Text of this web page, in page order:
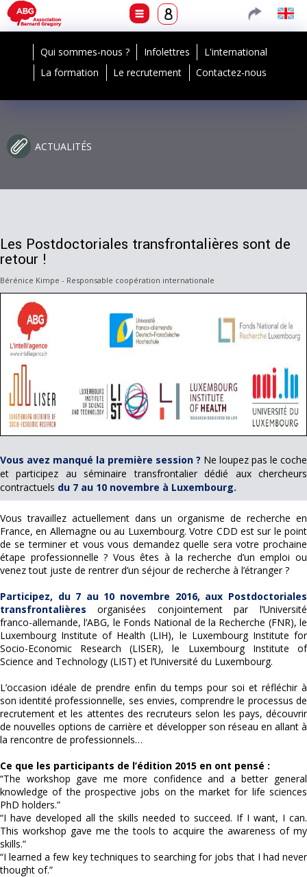
Qui sommes-nous ? Infolettres
L'international
La formation
Le recrutement Contactez-nous
ACTUALITÉS
Les Postdoctoriales transfrontalières sont de
retour !
Bérénice Kimpe - Responsable coopération internationale
Vous avez manqué la première session ? Ne loupez pas le coche
et participez au séminaire transfrontalier dédié aux chercheurs
contractuels du 7 au 10 novembre à Luxembourg.
Vous travaillez actuellement dans un organisme de recherche en
France, en Allemagne ou au Luxembourg. Votre CDD est sur le point
de se terminer et vous vous demandez quelle sera votre prochaine
étape professionnelle ? Vous êtes à la recherche d’un emploi ou
venez tout juste de rentrer d’un séjour de recherche à l’étranger ?
Participez, du 7 au 10 novembre 2016, aux Postdoctoriales
transfrontalières organisées conjointement par l’Université
franco-allemande, l’ABG, le Fonds National de la Recherche (FNR), le
Luxembourg Institute of Health (LIH), le Luxembourg Institute for
Socio-Economic Research (LISER), le Luxembourg Institute of
Science and Technology (LIST) et l’Université du Luxembourg.
L’occasion idéale de prendre enfin du temps pour soi et réfléchir à
son identité professionnelle, ses envies, comprendre le processus de
recrutement et les attentes des recruteurs selon les pays, découvrir
de nouvelles options de carrière et développer son réseau en allant à
la rencontre de professionnels…
Ce que les participants de l’édition 2015 en ont pensé :
“The workshop gave me more confidence and a better general
knowledge of the prospective jobs on the market for life sciences
PhD holders.”
“I have developed all the skills needed to succeed. If I want, I can.
This workshop gave me the tools to acquire the awareness of my
skills.”
“I learned a few key techniques to searching for jobs that I had never
thought of.”